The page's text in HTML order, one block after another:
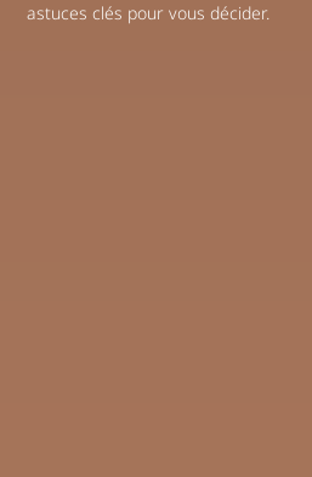
astuces clés pour vous décider.